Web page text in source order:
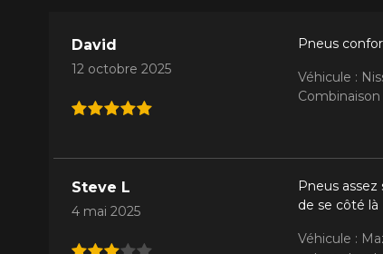
David
12 octobre 2025
Pneus
Véhicule :
Steve L
4 mai 2025
Pneus
de se côté là
Véhicule :